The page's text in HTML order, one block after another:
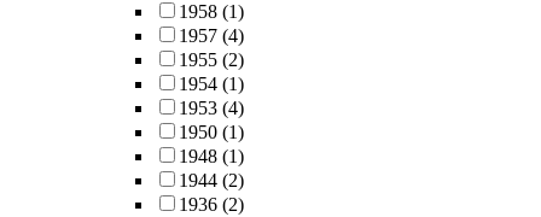
1958 (1)
1957 (4)
1955 (2)
1954 (1)
1953 (4)
1950 (1)
1948 (1)
1944 (2)
1936 (2)